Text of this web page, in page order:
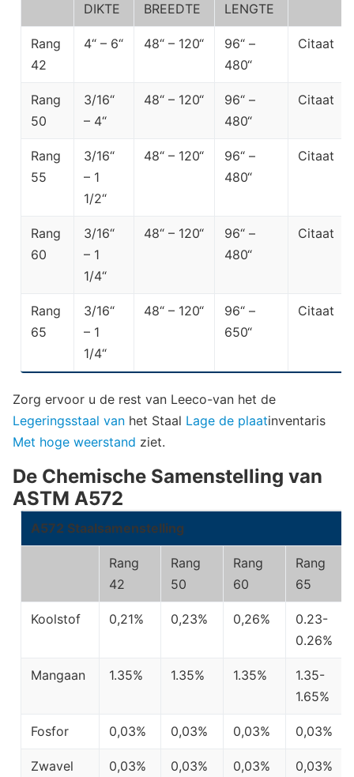
DIKTE
BREEDTE LENGTE
Rang
42
4“ – 6“ 48“ – 120“
96“ –
480“
Citaat
Rang
50
3/16“
– 4“
48“ – 120“
96“ –
480“
Citaat
Rang
55
3/16“
– 1
1/2“
48“ – 120“
96“ –
480“
Citaat
Rang
60
3/16“
– 1
1/4“
48“ – 120“
96“ –
480“
Citaat
Rang
65
3/16“
– 1
1/4“
48“ – 120“
96“ –
650“
Citaat
Zorg ervoor u de rest van Leeco-van het de
Legeringsstaal van het Staal Lage de plaatinventaris
Met hoge weerstand ziet.
De Chemische Samenstelling van
ASTM A572
A572 Staalsamenstelling
Rang
42
Rang
50
Rang
60
Rang
65
Koolstof 0,21% 0,23% 0,26%
0.23-
0.26%
Mangaan 1.35% 1.35% 1.35%
1.35-
1.65%
Fosfor 0,03% 0,03% 0,03% 0,03%
Zwavel 0,03% 0,03% 0,03% 0,03%